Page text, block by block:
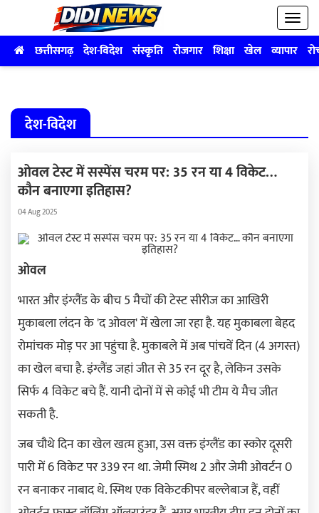
छत्तीसगढ़ देश-विदेश संस्कृति रोजगार शिक्षा खेल व्यापार
देश-विदेश
ओवल टेस्ट में सस्पेंस चरम पर: 35 रन या 4 विकेट…
कौन बनाएगा इतिहास?
04 Aug 2025
ओवल
भारत और इंग्लैंड के बीच 5 मैचों की टेस्ट सीरीज का आखिरी
मुकाबला लंदन के 'द ओवल' में खेला जा रहा है. यह मुकाबला बेहद
रोमांचक मोड़ पर आ पहुंचा है. मुकाबले में अब पांचवें दिन (4 अगस्त)
का खेल बचा है. इंग्लैंड जहां जीत से 35 रन दूर है, लेकिन उसके
सिर्फ 4 विकेट बचे हैं. यानी दोनों में से कोई भी टीम ये मैच जीत
सकती है.
जब चौथे दिन का खेल खत्म हुआ, उस वक्त इंग्लैंड का स्कोर दूसरी
पारी में 6 विकेट पर 339 रन था. जेमी स्मिथ 2 और जेमी ओवर्टन 0
रन बनाकर नाबाद थे. स्मिथ एक विकेटकीपर बल्लेबाज हैं, वहीं